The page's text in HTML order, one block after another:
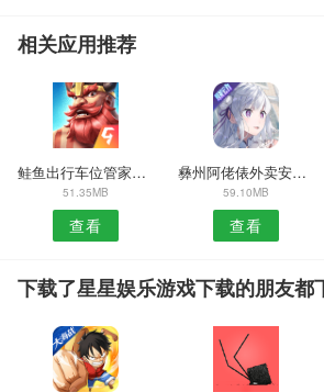
相关应用推荐
鲑鱼出行车位管家安卓版
51.35MB
查看
彝州阿佬俵外卖安卓版
59.10MB
查看
下载了星星娱乐游戏下载的朋友都